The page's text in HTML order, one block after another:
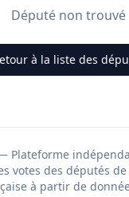
Député non trouvé
à la liste des
Plateforme
votes des députés de
à partir de